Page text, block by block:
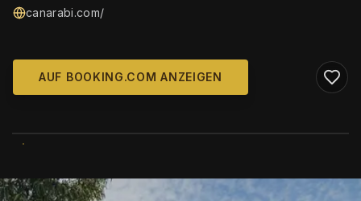
canarabi.com/
AUF BOOKING.COM ANZEIGEN